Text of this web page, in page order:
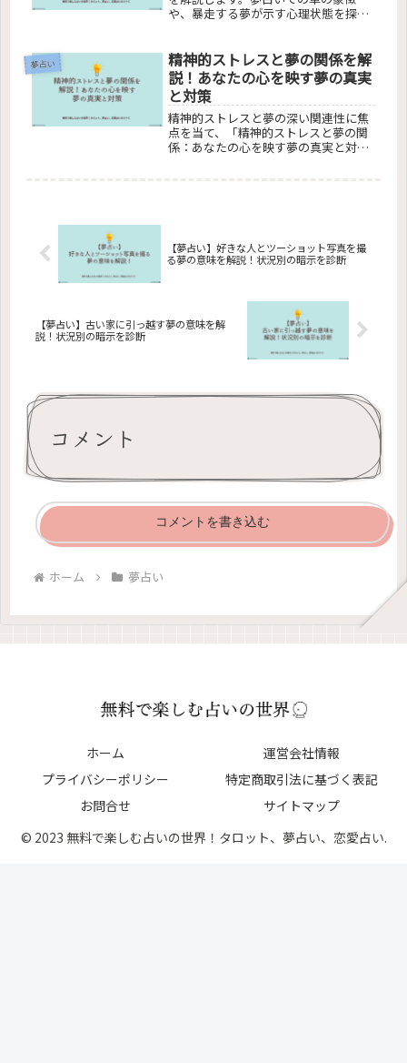
手がかりを提供します。
や、暴走する夢が示す心理状態を探り
供。あなたの無意識が送るメッセージ
を解き明かし、日常生活にどう活かす
かのヒントも。
夢占い
精神的ストレスと夢の関係を解
説！あなたの心を映す夢の真実
と対策
精神的ストレスと夢の深い関連性に焦
点を当て、「精神的ストレスと夢の関
係：あなたの心を映す夢の真実と対
ための具体的なアプローチを提供しま
す。この記事は、心の健康と良質な睡
【夢占い】好きな人とツーショット写真を撮
る夢の意味を解説！状況別の暗示を診断
【夢占い】古い家に引っ越す夢の意味を解
説！状況別の暗示を診断
コメント
コメントを書き込む
ホーム 夢占い
ホーム
運営会社情報
プライバシーポリシー
特定商取引法に基づく表記
お問合せ
サイトマップ
© 2023 無料で楽しむ占いの世界！タロット、夢占い、恋愛占い.